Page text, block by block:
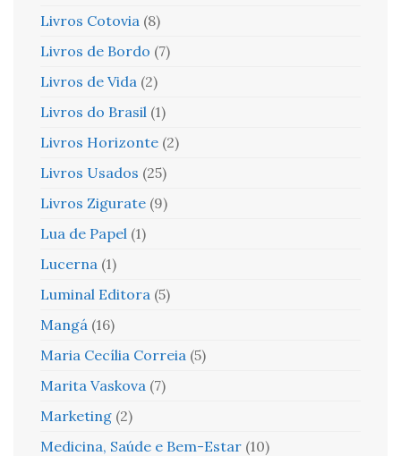
Livros Cotovia (8)
Livros de Bordo (7)
Livros de Vida (2)
Livros do Brasil (1)
Livros Horizonte (2)
Livros Usados (25)
Livros Zigurate (9)
Lua de Papel (1)
Lucerna (1)
Luminal Editora (5)
Mangá (16)
Maria Cecília Correia (5)
Marita Vaskova (7)
Marketing (2)
Medicina, Saúde e Bem-Estar (10)